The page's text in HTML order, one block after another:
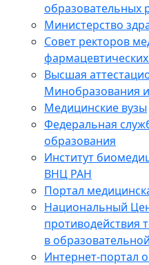
образовательных
Министерство
Совет ректоров
Высшая
Минобразования
Медицинские вузы
Федеральная
образования
Институт
ВНЦ РАН
Портал
Национальный
противодействия
в
Интернет-портал